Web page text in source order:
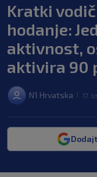
Kratki
hodanje:
aktivnost,
aktivira 90
N1 Hrvatska 17.